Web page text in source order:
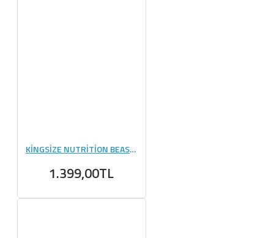
KİNGSİZE NUTRİTİON BEAST MODE 1000 GR PORTAKAL
1.399,00TL